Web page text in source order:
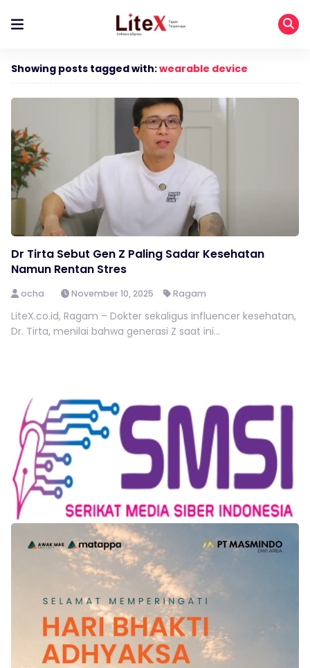
Showing posts tagged with:wearable device
Dr Tirta Sebut Gen Z Paling Sadar Kesehatan
Namun Rentan Stres
ocha November 10, 2025 Ragam
LiteX.co.id, Ragam – Dokter sekaligus influencer kesehatan,
Dr. Tirta, menilai bahwa generasi Z saat ini...